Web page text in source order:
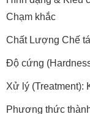
Chạm khắc
Chất Lượng Chế
Độ cứng
Xử lý (Treatment):
Phương thức